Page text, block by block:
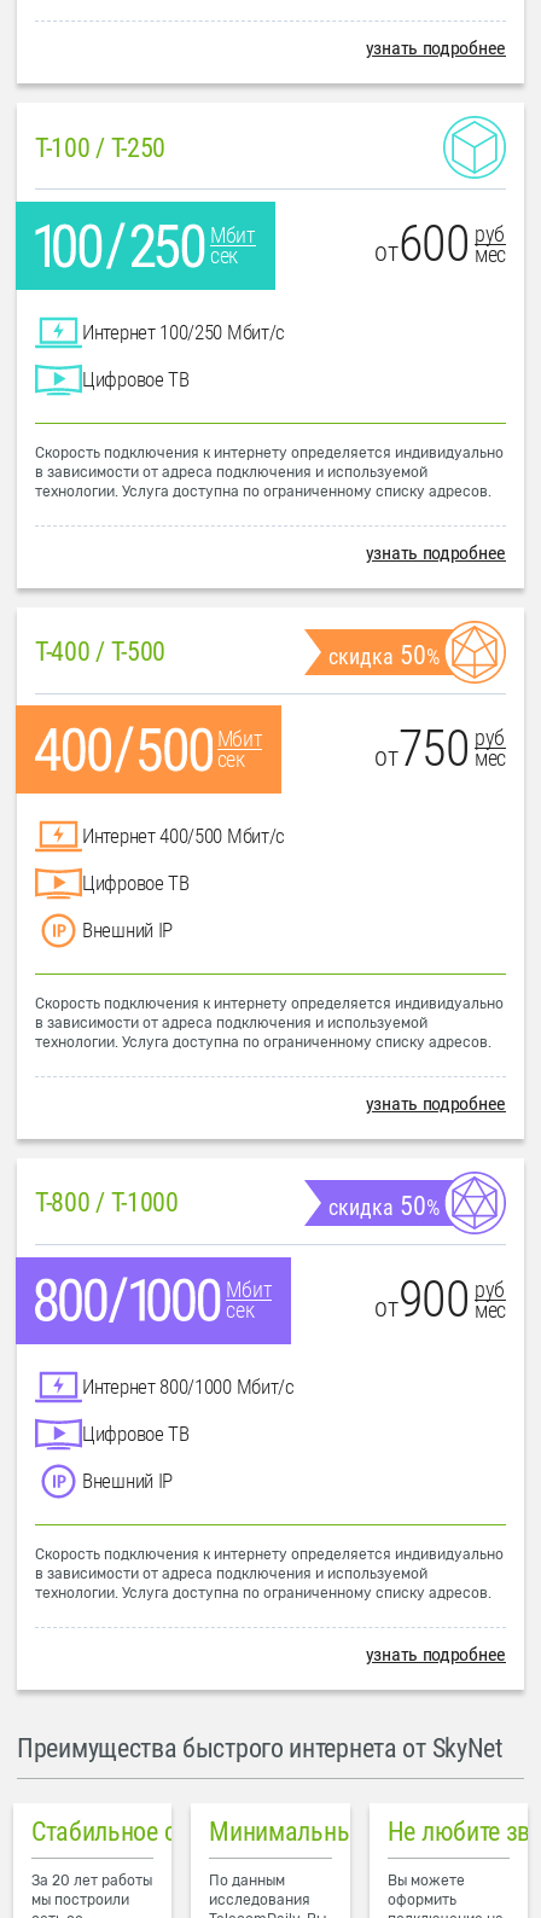
узнать подробнее
T-100 / T-250
Мбит
сек
от600 руб
мес
Интернет 100/250 Мбит/с
Цифровое ТВ
Скорость подключения к интернету определяется индивидуально
в зависимости от адреса подключения и используемой
технологии. Услуга доступна по ограниченному списку адресов.
узнать подробнее
T-400 / T-500 скидка 50%
Мбит
сек
от750 руб
мес
Интернет 400/500 Мбит/с
Цифровое ТВ
Внешний IP
Скорость подключения к интернету определяется индивидуально
в зависимости от адреса подключения и используемой
технологии. Услуга доступна по ограниченному списку адресов.
узнать подробнее
T-800 / T-1000 скидка 50%
Мбит
сек
от900 руб
мес
Интернет 800/1000 Мбит/с
Цифровое ТВ
Внешний IP
Скорость подключения к интернету определяется индивидуально
в зависимости от адреса подключения и используемой
технологии. Услуга доступна по ограниченному списку адресов.
узнать подробнее
Преимущества быстрого интернета от SkyNet
Стабильное соединение
За 20 лет работы
мы построили
Минимальный пинг в городе
По данным
исследования
Не любите
Вы можете
оформить